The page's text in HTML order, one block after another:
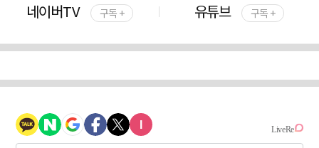
네이버TV 구독 + 유튜브 구독 +